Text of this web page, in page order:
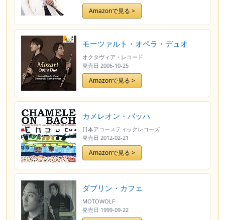
Amazonで見る >
モーツァルト・オペラ・デュオ
オクタヴィア・レコード
発売日 2006-10-25
Amazonで見る >
カメレオン・バッハ
日本アコースティックレコーズ
発売日 2012-02-21
Amazonで見る >
ダブリン・カフェ
MOTOWOLF
発売日 1999-09-22